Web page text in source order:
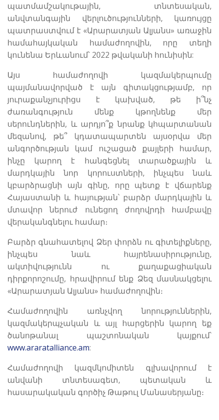
պատմամշակութային, տնտեսական,
անվտանգային վերլուծությունների, կառույցը
պատրաստվում է «Արարատյան Ալյանս» առաջին
համահայկական համաժողովին, որը տեղի
կունենա Երևանում՝ 2022 թվականի հունիսին:
Այս համաժողովի կազմակերպումը
պայմանավորված է այն գիտակցությամբ, որ
յուրաքանչյուրիցս է կախված, թե ի՞նչ
ժառանգություն մենք կթողնենք մեր
սերունդներին, և արդյո՞ք նրանք կհպարտանան
մեզանով, թե՞ կդատապարտեն այսօրվա մեր
անգործության կամ ուշացած քայլերի համար,
ինչը կարող է հանգեցնել տարածքային և
մարդկային նոր կորուստների, ինչպես նաև
կբարձրացնի այն գինը, որը պետք է վճարենք
Հայաստանի և հայության՝ բարձր մարդկային և
մտավոր ներուժ ունեցող ժողովրդի համբավը
վերականգնելու համար։
Բարձր գնահատելով Ձեր փորձն ու գիտելիքները,
ինչպես նաև հայրենասիրությունը,
ակտիվությունն ու քաղաքացիական
դիրքորոշումը, հրավիրում ենք Ձեզ մասնակցելու
«Արարատյան Ալյանս» համաժողովին։
Համաժողովին առնչվող նորություններին,
կազմակերպչական և այլ հարցերին կարող եք
ծանոթանալ պաշտոնական կայքում՝
www.araratalliance.am:
Համաժողովի կազմկոմիտեն գլխավորում է
անվանի տնտեսագետ, պետական և
հասարակական գործիչ Թաթուլ Մանասերյանը։